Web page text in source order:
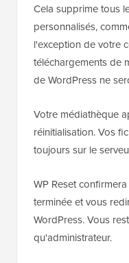
Cela supprime tous
personnalisés,
l'exception de votre
téléchargements de
de WordPress ne
Votre médiathèque
réinitialisation. Vos
toujours sur le
WP Reset
terminée et vous
WordPress. Vous
qu'administrateur.